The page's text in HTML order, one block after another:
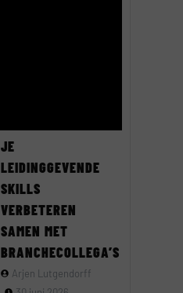
JE
LEIDINGGEVENDE
SKILLS
VERBETEREN
SAMEN MET
BRANCHECOLLEGA’S
Arjen Lutgendorff